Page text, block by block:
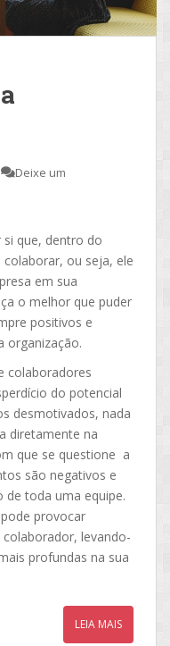
Deixe um
si que, dentro do
ou seja, ele
em sua
o melhor que puder
positivos e
organização.
colaboradores
do potencial
desmotivados, nada
diretamente na
que se questione a
são negativos e
de toda uma equipe.
provocar
levando-
profundas na sua
LEIA MAIS